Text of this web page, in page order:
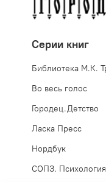
Серии книг
Библиотека М.К.
Во весь голос
Городец.Детство
Ласка Пресс
Нордбук
СОПЗ.